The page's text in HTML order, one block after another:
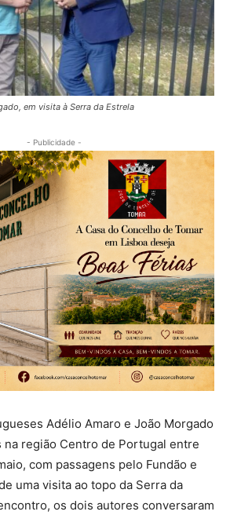
em visita à Serra da Estrela
- Publicidade -
Adélio Amaro e João Morgado
região Centro de Portugal entre
com passagens pelo Fundão e
uma visita ao topo da Serra da
os dois autores conversaram